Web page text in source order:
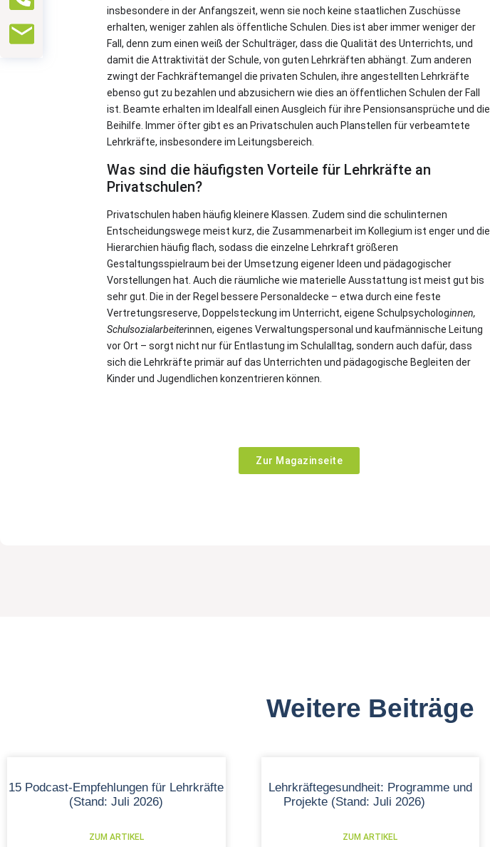
insbesondere in der Anfangszeit, wenn sie noch keine staatlichen Zuschüsse
erhalten, weniger zahlen als öffentliche Schulen. Dies ist aber immer weniger der
Fall, denn zum einen weiß der Schulträger, dass die Qualität des Unterrichts, und
damit die Attraktivität der Schule, von guten Lehrkräften abhängt. Zum anderen
zwingt der Fachkräftemangel die privaten Schulen, ihre angestellten Lehrkräfte
ebenso gut zu bezahlen und abzusichern wie dies an öffentlichen Schulen der Fall
ist. Beamte erhalten im Idealfall einen Ausgleich für ihre Pensionsansprüche und die
Beihilfe. Immer öfter gibt es an Privatschulen auch Planstellen für verbeamtete
Lehrkräfte, insbesondere im Leitungsbereich.
Was sind die häufigsten Vorteile für Lehrkräfte an
Privatschulen?
Privatschulen haben häufig kleinere Klassen. Zudem sind die schulinternen
Entscheidungswege meist kurz, die Zusammenarbeit im Kollegium ist enger und die
Hierarchien häufig flach, sodass die einzelne Lehrkraft größeren
Gestaltungsspielraum bei der Umsetzung eigener Ideen und pädagogischer
Vorstellungen hat. Auch die räumliche wie materielle Ausstattung ist meist gut bis
sehr gut. Die in der Regel bessere Personaldecke – etwa durch eine feste
Vertretungsreserve, Doppelsteckung im Unterricht, eigene Schulpsychologinnen,
Schulsozialarbeiterinnen, eigenes Verwaltungspersonal und kaufmännische Leitung
vor Ort – sorgt nicht nur für Entlastung im Schulalltag, sondern auch dafür, dass
sich die Lehrkräfte primär auf das Unterrichten und pädagogische Begleiten der
Kinder und Jugendlichen konzentrieren können.
Zur Magazinseite
Weitere Beiträge
15 Podcast-Empfehlungen für Lehrkräfte
(Stand: Juli 2026)
ZUM ARTIKEL
Lehrkräftegesundheit: Programme und
Projekte (Stand: Juli 2026)
ZUM ARTIKEL